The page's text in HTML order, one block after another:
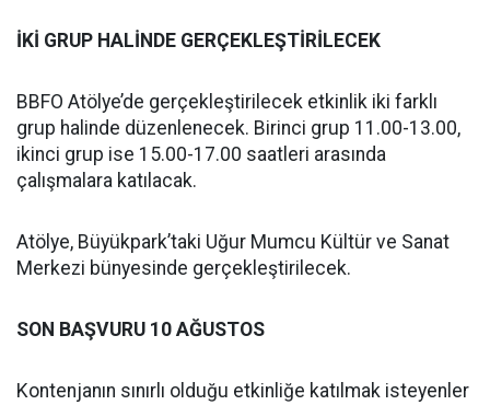
İKİ GRUP HALİNDE GERÇEKLEŞTİRİLECEK
BBFO Atölye’de gerçekleştirilecek etkinlik iki farklı
grup halinde düzenlenecek. Birinci grup 11.00-13.00,
ikinci grup ise 15.00-17.00 saatleri arasında
çalışmalara katılacak.
Atölye, Büyükpark’taki Uğur Mumcu Kültür ve Sanat
Merkezi bünyesinde gerçekleştirilecek.
SON BAŞVURU 10 AĞUSTOS
Kontenjanın sınırlı olduğu etkinliğe katılmak isteyenler